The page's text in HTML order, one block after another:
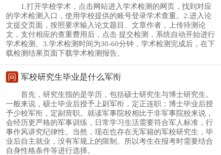
1.打开学校学术，点击网站进入学术检测的网页，找到对应
的学术检测入口，使用学校提供的账号登录学术查重。2.进入论
文提交页面，按照要求输入论文题目、文章作者，上传待测论
文，支付相应的查重费用后，点击 提交检测，系统自动开始进行
学术检测。3.学术检测时间为30-60分钟，学术检测完成后，在下
载检测结果页面下载学术检测报告。
问 军校研究生毕业是什么军衔
首先，研究生指的是学历，包括硕士研究生与博士研究生。
一般来说，硕士毕业后授予上尉军衔，定正连职；博士毕业后授
予少校军衔，定副营职。就读军事院校相比于非军事院校来说，
会经历更严格的军事训练，日常学习生活需要符合军人标准，行
事作风讲究纪律性。当然，现在也存在无军籍的军校研究生，毕
业后自主就业，没有军规上的限制。所以考生在报考时需要结合
自身性格条件等进行选择。